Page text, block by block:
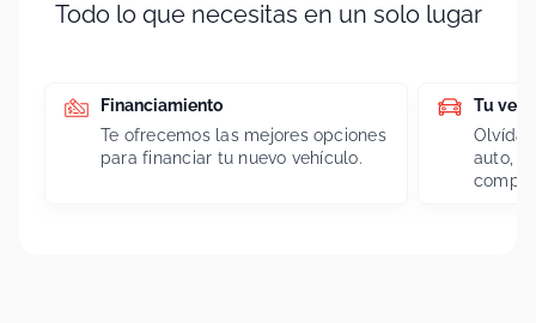
Todo lo que necesitas en un solo lugar
Financiamiento
Te ofrecemos las mejores opciones
para financiar tu nuevo vehículo.
Tu
auto,